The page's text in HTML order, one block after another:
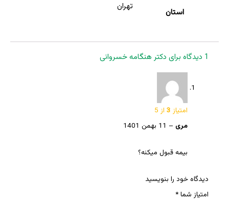
استان
تهران
1 دیدگاه برای دکتر هنگامه خسروانی
امتیاز 3 از 5
مری – 11 بهمن 1401
بیمه قبول میکنه؟
دیدگاه خود را بنویسید
امتیاز شما*